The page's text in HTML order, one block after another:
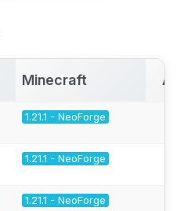
Minecraft
1.21.1 - NeoForge
1.21.1 - NeoForge
1.21.1 - NeoForge